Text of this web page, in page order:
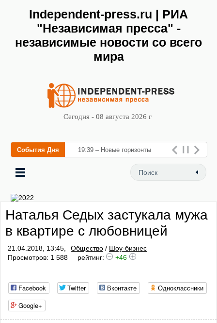
Independent-press.ru | РИА
"Независимая пресса" -
независимые новости со всего
мира
Сегодня - 08 августа 2026 г
События Дня 19:39 – Новые горизонты
флебологии: в Москве
открылся «Городской центр
заболеваний вен и п
Наталья Седых застукала мужа
в квартире с любовницей
21.04.2018, 13:45, Общество / Шоу-бизнес
Просмотров: 1 588
рейтинг: +46
Facebook Twitter Вконтакте
Одноклассники
Google+